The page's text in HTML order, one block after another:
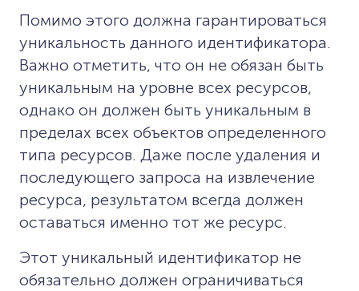
Помимо этого должна гарантироваться
уникальность данного идентификатора.
Важно отметить, что он не обязан быть
уникальным на уровне всех ресурсов,
однако он должен быть уникальным в
пределах всех объектов определенного
типа ресурсов. Даже после удаления и
последующего запроса на извлечение
ресурса, результатом всегда должен
оставаться именно тот же ресурс.
Этот уникальный идентификатор не
обязательно должен ограничиваться